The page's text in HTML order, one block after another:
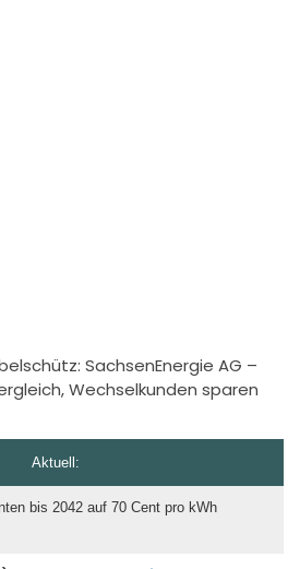
SachsenEnergie AG –
Wechselkunden sparen
Aktuell:
bis 2042 auf 70 Cent pro kWh